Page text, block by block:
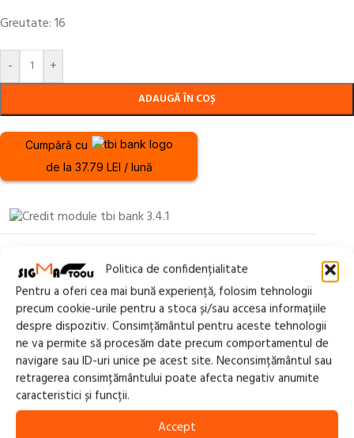
Politica de confidențialitate
Pentru a oferi cea mai bună experiență, folosim tehnologii
precum cookie-urile pentru a stoca și/sau accesa informațiile
despre dispozitiv. Consimțământul pentru aceste tehnologii
ne va permite să procesăm date precum comportamentul de
navigare sau ID-uri unice pe acest site. Neconsimțământul sau
retragerea consimțământului poate afecta negativ anumite
caracteristici și funcții.
Accept
Greutate: 16
- +
ADAUGĂ ÎN COȘ
Cumpără cu
de la 37.79 LEI / lună
210.44 Lei x 4 rate
SKU:FT-113366
Categorii: FIERASTRAIE, TAIETOARE MATERIALE,SCULE
ELECTRICE, ACCESORII, SCULE DE MANA